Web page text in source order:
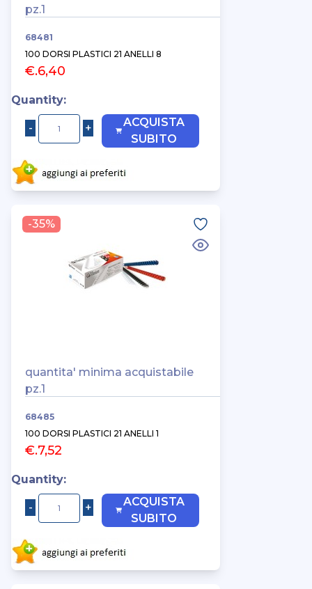
pz.1
68481
100 DORSI PLASTICI 21 ANELLI 8
€.6,40
Quantity:
ACQUISTA
SUBITO
quantita' minima acquistabile
pz.1
68485
100 DORSI PLASTICI 21 ANELLI 1
€.7,52
Quantity:
ACQUISTA
SUBITO
-35%